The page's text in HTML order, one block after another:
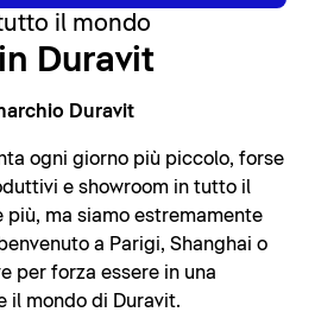
il mondo
Duravit
Duravit
ogni giorno più piccolo, forse
e showroom in tutto il
più, ma siamo estremamente
a Parigi, Shanghai o
per forza essere in una
il mondo di Duravit.